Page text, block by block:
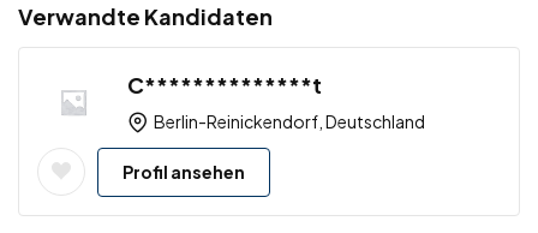
Verwandte Kandidaten
C**************t
Berlin-Reinickendorf, Deutschland
Profil ansehen